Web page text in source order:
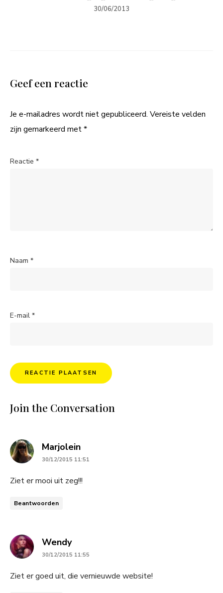
30/06/2013
Geef een reactie
Je e-mailadres wordt niet gepubliceerd. Vereiste velden
zijn gemarkeerd met*
Reactie *
Naam *
E-mail *
Join the Conversation
Marjoleinsays:
30/12/2015 11:51
Ziet er mooi uit zeg!!!
Beantwoorden
Wendysays:
30/12/2015 11:55
Ziet er goed uit, die vernieuwde website!